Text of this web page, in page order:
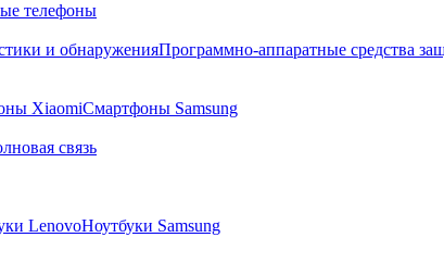
телефоны
и обнаруженияПрограммно-аппаратные средства
XiaomiСмартфоны Samsung
связь
LenovoНоутбуки Samsung